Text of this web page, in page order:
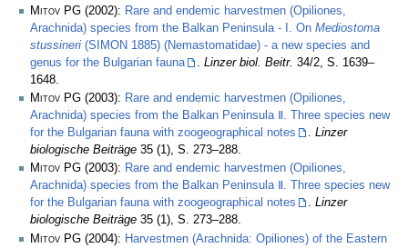
Mitov PG (2002): Rare and endemic harvestmen (Opiliones,
Arachnida) species from the Balkan Peninsula - I. On Mediostoma
stussineri (SIMON 1885) (Nemastomatidae) - a new species and
genus for the Bulgarian fauna
Linzer biol. Beitr. 34/2, S. 1639–
1648.
Mitov PG (2003): Rare and endemic harvestmen (Opiliones,
Arachnida) species from the Balkan Peninsula Ⅱ. Three species new
for the Bulgarian fauna with zoogeographical notes
. Linzer
biologische Beiträge 35 (1), S. 273–288.
Mitov PG (2003): Rare and endemic harvestmen (Opiliones,
Arachnida) species from the Balkan Peninsula Ⅱ. Three species new
for the Bulgarian fauna with zoogeographical notes
. Linzer
biologische Beiträge 35 (1), S. 273–288.
Mitov PG (2004): Harvestmen (Arachnida: Opiliones) of the Eastern